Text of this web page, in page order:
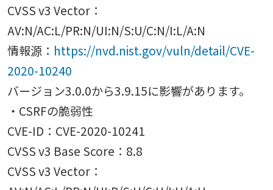
CVSS v3 Vector：
AV:N/AC:L/PR:N/UI:N/S:U/C:N/I:L/A:N
情報源： https://nvd.nist.gov/vuln/detail/CVE-
2020-10240
バージョン3.0.0から3.9.15に影響があります。
・CSRFの脆弱性
CVE-ID：CVE-2020-10241
CVSS v3 Base Score：8.8
CVSS v3 Vector：